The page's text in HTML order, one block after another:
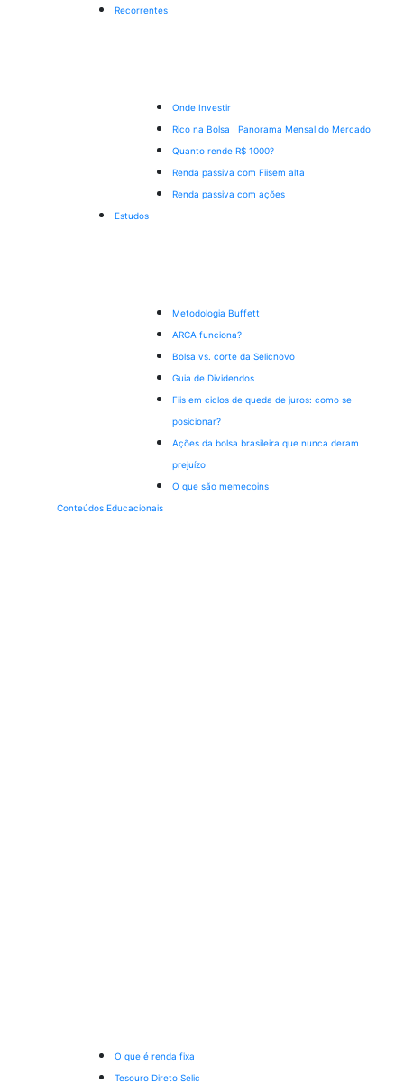
Recorrentes
Onde Investir
Rico na Bolsa | Panorama Mensal do Mercado
Quanto rende R$ 1000?
Renda passiva com Fiisem alta
Renda passiva com ações
Estudos
Metodologia Buffett
ARCA funciona?
Bolsa vs. corte da Selicnovo
Guia de Dividendos
Fiis em ciclos de queda de juros: como se
posicionar?
Ações da bolsa brasileira que nunca deram
prejuízo
O que são memecoins
Conteúdos Educacionais
O que é renda fixa
Tesouro Direto Selic